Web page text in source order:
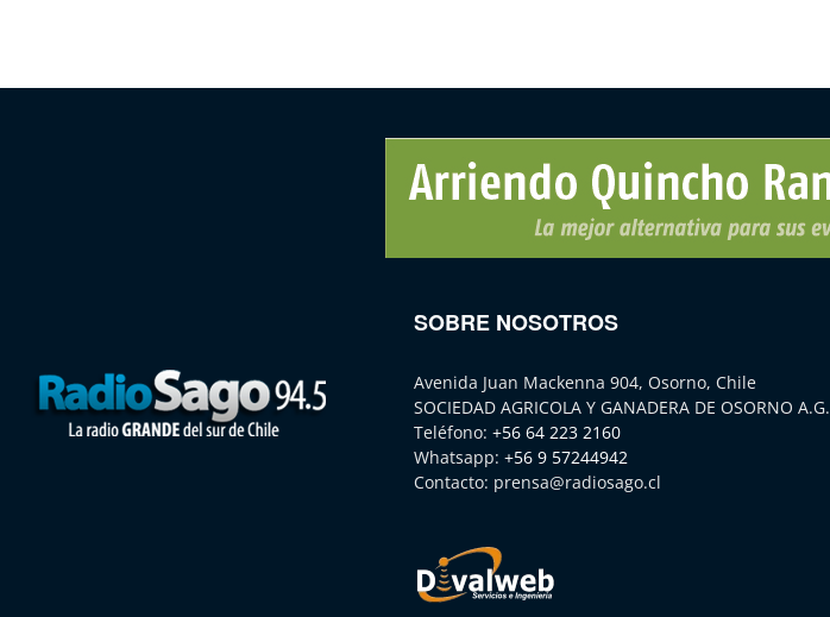
SOBRE NOSOTROS
Avenida Juan Mackenna 904, Osorno, Chile
SOCIEDAD AGRICOLA Y GANADERA DE OSORNO A.G.
Teléfono: +56 64 223 2160
Whatsapp: +56 9 57244942
Contacto: prensa@radiosago.cl